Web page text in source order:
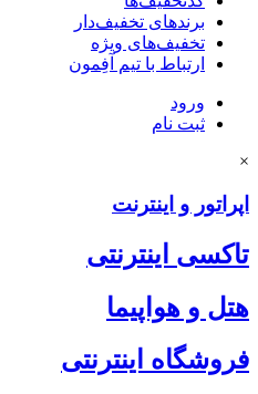
برندهای تخفیف‌دار
تخفیف‌های ویژه
ارتباط با تیم آفِمون
ورود
ثبت نام
×
اپراتور و اینترنت
تاکسی اینترنتی
هتل و هواپیما
فروشگاه اینترنتی